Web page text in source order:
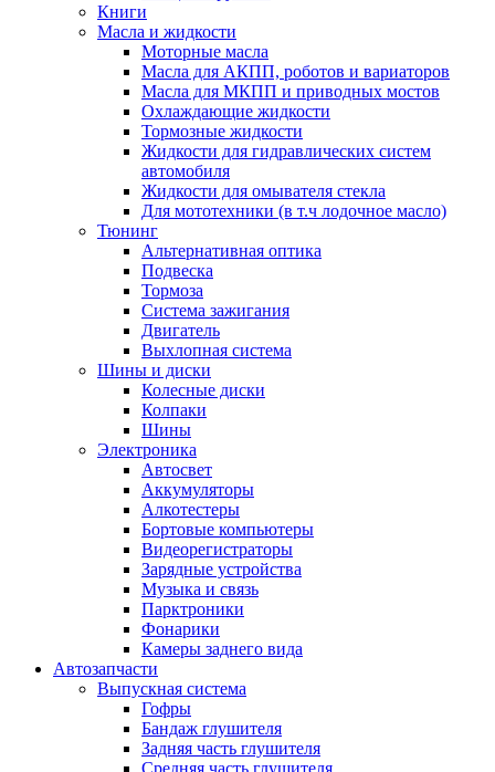
Книги
Масла и жидкости
Моторные масла
Масла для АКПП, роботов и вариаторов
Масла для МКПП и приводных мостов
Охлаждающие жидкости
Тормозные жидкости
Жидкости для гидравлических систем
автомобиля
Жидкости для омывателя стекла
Для мототехники (в т.ч лодочное масло)
Тюнинг
Альтернативная оптика
Подвеска
Тормоза
Система зажигания
Двигатель
Выхлопная система
Шины и диски
Колесные диски
Колпаки
Шины
Электроника
Автосвет
Аккумуляторы
Алкотестеры
Бортовые компьютеры
Видеорегистраторы
Зарядные устройства
Музыка и связь
Парктроники
Фонарики
Камеры заднего вида
Автозапчасти
Выпускная система
Гофры
Бандаж глушителя
Задняя часть глушителя
Средняя часть глушителя